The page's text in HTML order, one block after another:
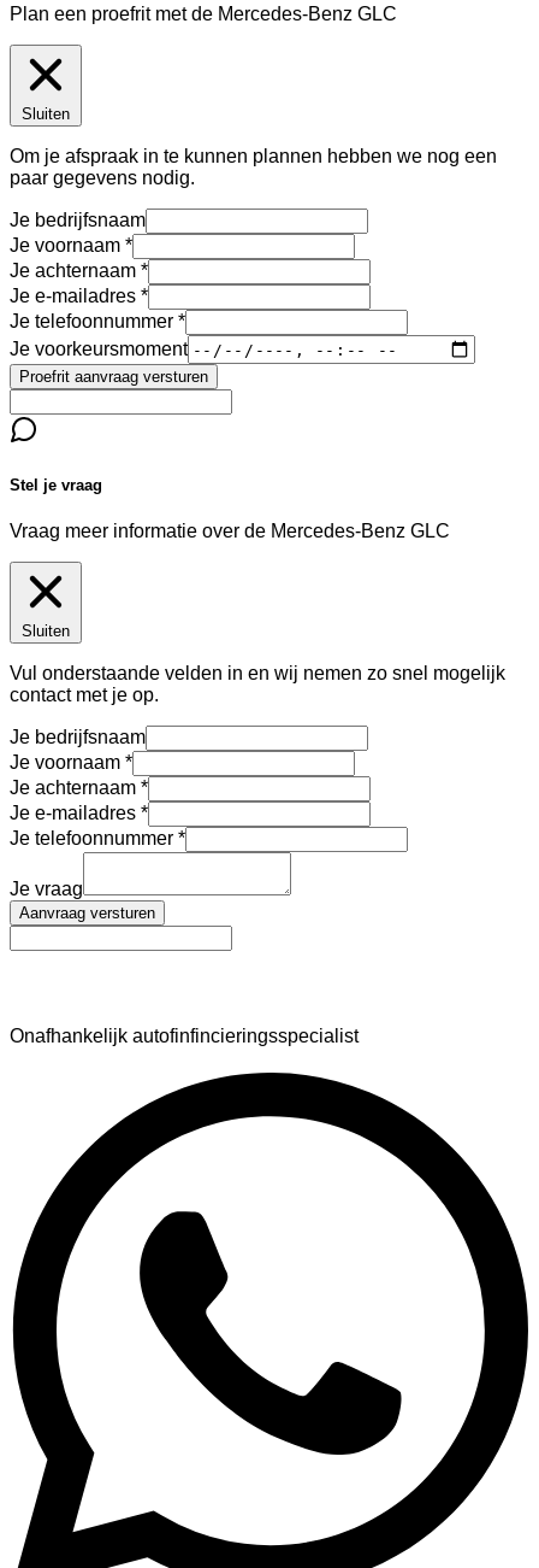
Plan een proefrit met de Mercedes-Benz GLC
Sluiten
Om je afspraak in te kunnen plannen hebben we nog een
paar gegevens nodig.
Je bedrijfsnaam
Je voornaam
Je achternaam
Je e-mailadres
Je telefoonnummer
Je voorkeursmoment
Proefrit aanvraag versturen
Stel je vraag
Vraag meer informatie over de Mercedes-Benz GLC
Sluiten
Vul onderstaande velden in en wij nemen zo snel mogelijk
contact met je op.
Je bedrijfsnaam
Je voornaam
Je achternaam
Je e-mailadres
Je telefoonnummer
Je vraag
Aanvraag versturen
Onafhankelijk autofinfincieringsspecialist